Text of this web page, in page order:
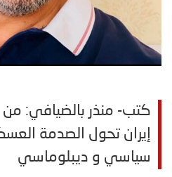
كتب- منذر بالضيافي:
إيران تحول الصدمة
سياسي و ديبلوماسي